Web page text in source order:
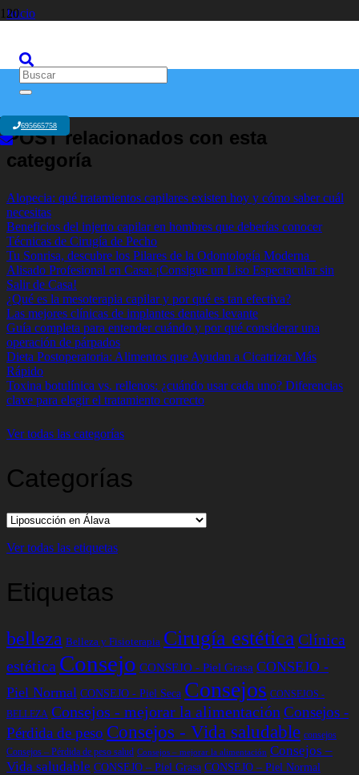
695665758
Inicio
Liposucción en Álava
POST relacionados con esta
categoría
Alopecia: qué tratamientos capilares existen hoy y cómo saber cuál
necesitas
Beneficios del injerto capilar en hombres que deberías conocer
Técnicas de Cirugía de Pecho
Tu Sonrisa, descubre los Pilares de la Odontología Moderna
Alisado Profesional en Casa: ¡Consigue un Liso Espectacular sin
Salir de Casa!
¿Qué es la mesoterapia capilar y por qué es tan efectiva?
Las mejores clínicas de implantes dentales levante
Guía completa para entender cuándo y por qué considerar una
operación de párpados
Dieta Postoperatoria: Alimentos que Ayudan a Cicatrizar Más
Rápido
Toxina botulínica vs. rellenos: ¿cuándo usar cada uno? Diferencias
clave para elegir el tratamiento correcto
Ver todas las categorías
Categorías
Categorías
Ver todas las etiquetas
Etiquetas
belleza Belleza y Fisioterapia Cirugía estética Clínica
estética Consejo CONSEJO - Piel Grasa CONSEJO -
Piel Normal CONSEJO - Piel Seca Consejos CONSEJOS -
BELLEZA Consejos - mejorar la alimentación Consejos -
Pérdida de peso Consejos - Vida saludable consejos
Consejos – Pérdida de peso salud Consejos – mejorar la alimentación Consejos –
Vida saludable CONSEJO – Piel Grasa CONSEJO – Piel Normal